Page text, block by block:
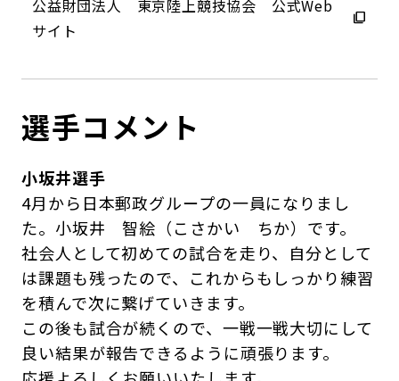
公益財団法人 東京陸上競技協会 公式Web
サイト
選手コメント
小坂井選手
4月から日本郵政グループの一員になりまし
た。小坂井 智絵（こさかい ちか）です。
社会人として初めての試合を走り、自分として
は課題も残ったので、これからもしっかり練習
を積んで次に繋げていきます。
この後も試合が続くので、一戦一戦大切にして
良い結果が報告できるように頑張ります。